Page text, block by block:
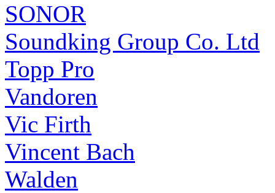
SONOR
Soundking Group Co. Ltd
Topp Pro
Vandoren
Vic Firth
Vincent Bach
Walden